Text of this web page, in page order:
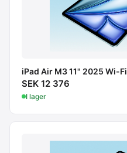
iPad Air M3 11" 2025 Wi-Fi
SEK 12 376
I lager